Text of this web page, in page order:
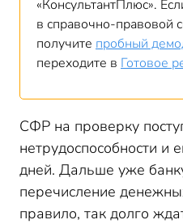
«КонсультантПлюс».
в справочно-правовой
получите пробный
переходите в Готовое
СФР на проверку
нетрудоспособности и
дней. Дальше уже
перечисление
правило, так долго